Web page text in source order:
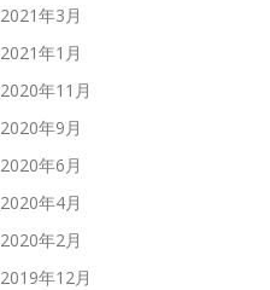
2021年3月
2021年1月
2020年11月
2020年9月
2020年6月
2020年4月
2020年2月
2019年12月